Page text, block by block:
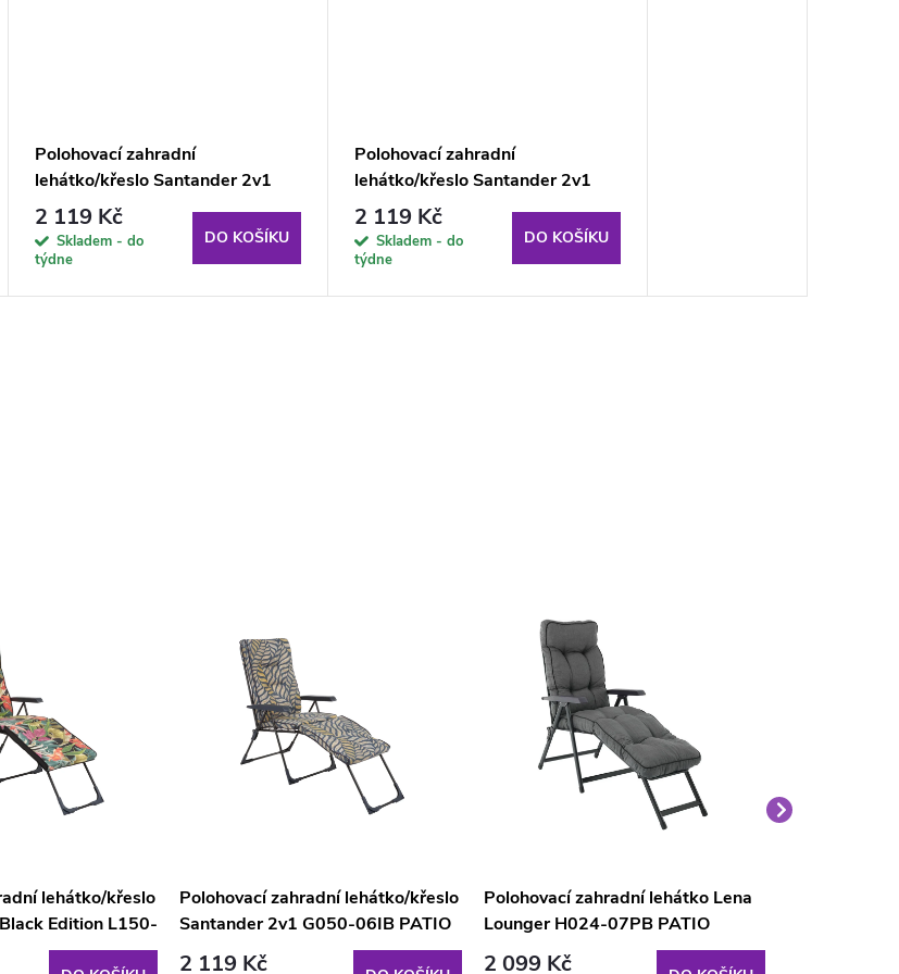
Polohovací zahradní
lehátko/křeslo Santander 2v1
L151-07IB PATIO
2 119 Kč
Skladem - do
týdne
DO KOŠÍKU
Polohovací zahradní
lehátko/křeslo Santander 2v1
Black Edition L150-23IB PATIO
2 119 Kč
Skladem - do
týdne
DO KOŠÍKU
lehátko/křeslo
Edition L150-
Polohovací zahradní lehátko/křeslo
Santander 2v1 G050-06IB PATIO
2 119 Kč
Polohovací zahradní lehátko Lena
Lounger H024-07PB PATIO
2 099 Kč